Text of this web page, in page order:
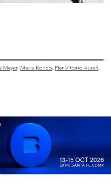
Meyer Marie Kondo Pier Vittorio Aureli